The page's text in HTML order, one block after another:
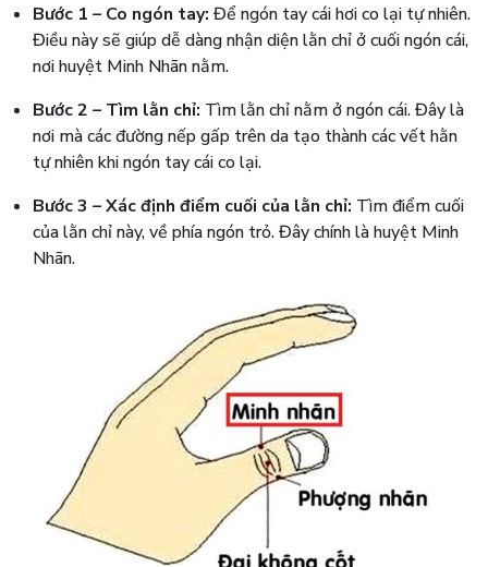
Bước 1 – Co ngón tay: Để ngón tay cái hơi co lại tự nhiên.
Điều này sẽ giúp dễ dàng nhận diện lằn chỉ ở cuối ngón cái,
nơi huyệt Minh Nhãn nằm.
Bước 2 – Tìm lằn chỉ: Tìm lằn chỉ nằm ở ngón cái. Đây là
nơi mà các đường nếp gấp trên da tạo thành các vết hằn
tự nhiên khi ngón tay cái co lại.
Bước 3 – Xác định điểm cuối của lằn chỉ: Tìm điểm cuối
của lằn chỉ này, về phía ngón trỏ. Đây chính là huyệt Minh
Nhãn.